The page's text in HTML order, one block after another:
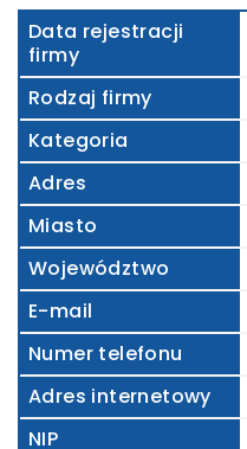
Data rejestracji
firmy
Rodzaj firmy
Kategoria
Adres
Miasto
Województwo
E-mail
Numer telefonu
Adres internetowy
NIP